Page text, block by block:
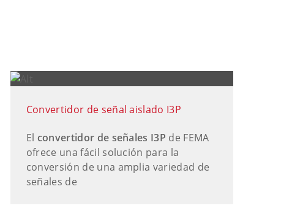
Convertidor de señal aislado I3P
El convertidor de señales I3P de FEMA
ofrece una fácil solución para la
conversión de una amplia variedad de
señales de